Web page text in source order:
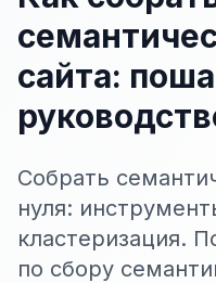
Сайт на OpenCart
Сайт на Bitrix24
Сайт на ModX
Сайт на Joomla
Сайт на Laravel
+ ещё 19 услуг
КОНТЕКСТНАЯ
сайта:
Собрать
нуля:
кластеризация.
по сбору